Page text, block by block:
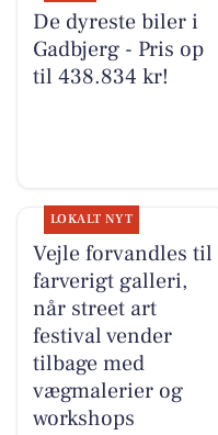
De dyreste biler i
Gadbjerg - Pris op
til 438.834 kr!
LOKALT NYT
Vejle forvandles til
farverigt galleri,
når street art
festival vender
tilbage med
vægmalerier og
workshops